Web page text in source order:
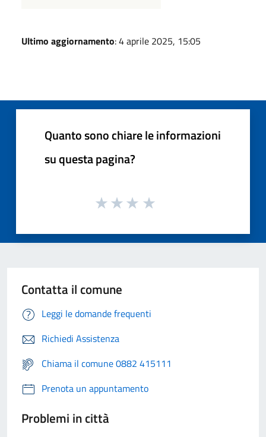
Ultimo aggiornamento: 4 aprile 2025, 15:05
Quanto sono chiare le informazioni
su questa pagina?
Contatta il comune
Leggi le domande frequenti
Richiedi Assistenza
Chiama il comune 0882 415111
Prenota un appuntamento
Problemi in città